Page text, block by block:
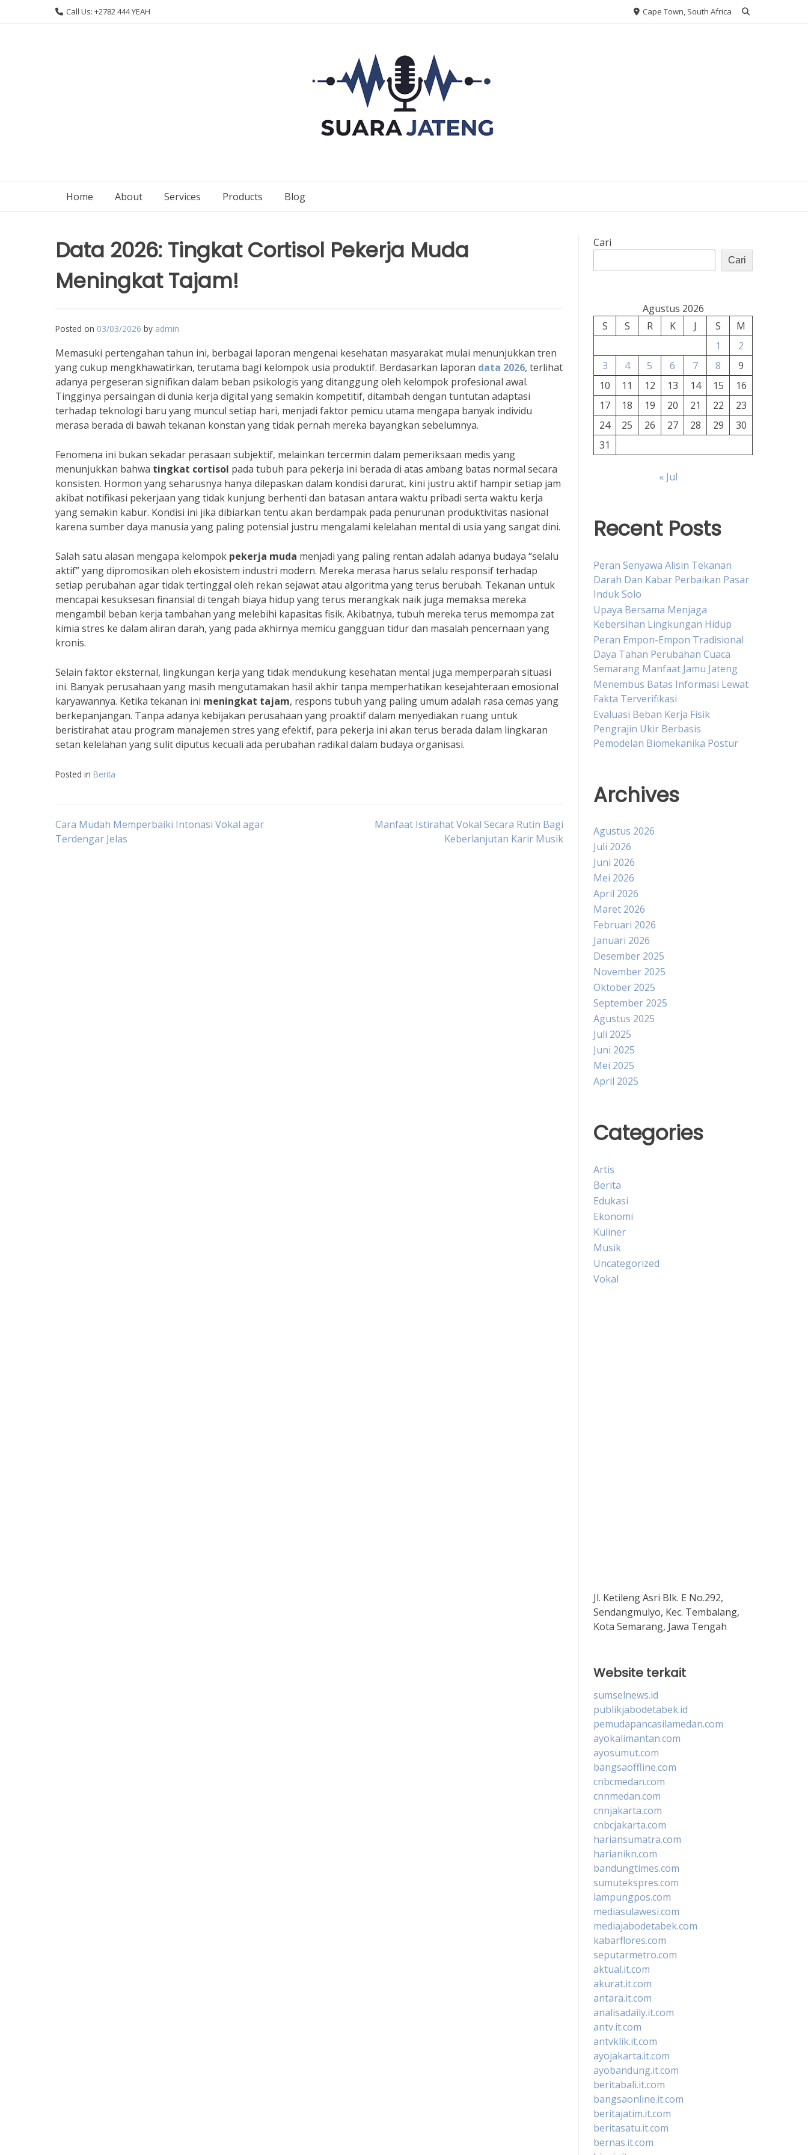
Call Us: +2782 444 YEAH Cape Town, South Africa
Home About Services Products Blog
Data 2026: Tingkat Cortisol Pekerja Muda
Meningkat Tajam!
Posted on 03/03/2026 by admin
Memasuki pertengahan tahun ini, berbagai laporan mengenai kesehatan masyarakat mulai menunjukkan tren
yang cukup mengkhawatirkan, terutama bagi kelompok usia produktif. Berdasarkan laporan data 2026, terlihat
adanya pergeseran signifikan dalam beban psikologis yang ditanggung oleh kelompok profesional awal.
Tingginya persaingan di dunia kerja digital yang semakin kompetitif, ditambah dengan tuntutan adaptasi
terhadap teknologi baru yang muncul setiap hari, menjadi faktor pemicu utama mengapa banyak individu
merasa berada di bawah tekanan konstan yang tidak pernah mereka bayangkan sebelumnya.
Fenomena ini bukan sekadar perasaan subjektif, melainkan tercermin dalam pemeriksaan medis yang
menunjukkan bahwa tingkat cortisol pada tubuh para pekerja ini berada di atas ambang batas normal secara
konsisten. Hormon yang seharusnya hanya dilepaskan dalam kondisi darurat, kini justru aktif hampir setiap jam
akibat notifikasi pekerjaan yang tidak kunjung berhenti dan batasan antara waktu pribadi serta waktu kerja
yang semakin kabur. Kondisi ini jika dibiarkan tentu akan berdampak pada penurunan produktivitas nasional
karena sumber daya manusia yang paling potensial justru mengalami kelelahan mental di usia yang sangat dini.
Salah satu alasan mengapa kelompok pekerja muda menjadi yang paling rentan adalah adanya budaya “selalu
aktif” yang dipromosikan oleh ekosistem industri modern. Mereka merasa harus selalu responsif terhadap
setiap perubahan agar tidak tertinggal oleh rekan sejawat atau algoritma yang terus berubah. Tekanan untuk
mencapai kesuksesan finansial di tengah biaya hidup yang terus merangkak naik juga memaksa mereka
mengambil beban kerja tambahan yang melebihi kapasitas fisik. Akibatnya, tubuh mereka terus memompa zat
kimia stres ke dalam aliran darah, yang pada akhirnya memicu gangguan tidur dan masalah pencernaan yang
kronis.
Selain faktor eksternal, lingkungan kerja yang tidak mendukung kesehatan mental juga memperparah situasi
ini. Banyak perusahaan yang masih mengutamakan hasil akhir tanpa memperhatikan kesejahteraan emosional
karyawannya. Ketika tekanan ini meningkat tajam, respons tubuh yang paling umum adalah rasa cemas yang
berkepanjangan. Tanpa adanya kebijakan perusahaan yang proaktif dalam menyediakan ruang untuk
beristirahat atau program manajemen stres yang efektif, para pekerja ini akan terus berada dalam lingkaran
setan kelelahan yang sulit diputus kecuali ada perubahan radikal dalam budaya organisasi.
Posted in Berita
Navigasi
Cara Mudah Memperbaiki Intonasi Vokal agar
Terdengar Jelas
Manfaat Istirahat Vokal Secara Rutin Bagi
Keberlanjutan Karir Musik
Cari
Cari
Agustus 2026
S
S R K J S
M
1
2
3
4 5 6 7 8
9
10
11 12 13 14 15
16
17
18 19 20 21 22
23
24
25 26 27 28 29
30
31
« Jul
Recent Posts
Peran Senyawa Alisin Tekanan
Darah Dan Kabar Perbaikan Pasar
Induk Solo
Upaya Bersama Menjaga
Kebersihan Lingkungan Hidup
Peran Empon-Empon Tradisional
Daya Tahan Perubahan Cuaca
Semarang Manfaat Jamu Jateng
Menembus Batas Informasi Lewat
Fakta Terverifikasi
Evaluasi Beban Kerja Fisik
Pengrajin Ukir Berbasis
Pemodelan Biomekanika Postur
Archives
Agustus 2026
Juli 2026
Juni 2026
Mei 2026
April 2026
Maret 2026
Februari 2026
Januari 2026
Desember 2025
November 2025
Oktober 2025
September 2025
Agustus 2025
Juli 2025
Juni 2025
Mei 2025
April 2025
Categories
Artis
Berita
Edukasi
Ekonomi
Kuliner
Musik
Uncategorized
Vokal
Jl. Ketileng Asri Blk. E No.292,
Sendangmulyo, Kec. Tembalang,
Kota Semarang, Jawa Tengah
Website terkait
sumselnews.id
publikjabodetabek.id
pemudapancasilamedan.com
ayokalimantan.com
ayosumut.com
bangsaoffline.com
cnbcmedan.com
cnnmedan.com
cnnjakarta.com
cnbcjakarta.com
hariansumatra.com
harianikn.com
bandungtimes.com
sumutekspres.com
lampungpos.com
mediasulawesi.com
mediajabodetabek.com
kabarflores.com
seputarmetro.com
aktual.it.com
akurat.it.com
antara.it.com
analisadaily.it.com
antv.it.com
antvklik.it.com
ayojakarta.it.com
ayobandung.it.com
beritabali.it.com
bangsaonline.it.com
beritajatim.it.com
beritasatu.it.com
bernas.it.com